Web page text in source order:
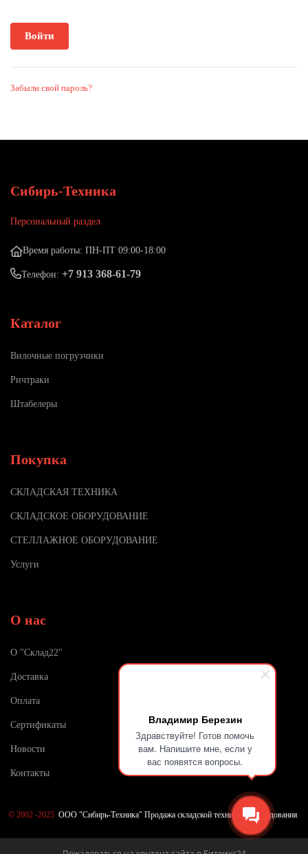
Владимир Березин
Здравствуйте! Готов помочь
вам. Напишите мне, если у
вас появятся вопросы.
Забыли свой пароль?
Сибирь-Техника
Персональный раздел
Время работы: ПН-ПТ 09:00-18:00
Телефон: +7 913 368-61-79
Каталог
Вилочные погрузчики
Ричтраки
Штабелеры
Покупка
СКЛАДСКАЯ ТЕХНИКА
СКЛАДСКОЕ ОБОРУДОВАНИЕ
СТЕЛЛАЖНОЕ ОБОРУДОВАНИЕ
Услуги
О нас
О "Склад22"
Доставка
Оплата
Сертификаты
Новости
Контакты
© 2002 -2025 ООО "Сибирь-Техника" Продажа складской техники и оборудования